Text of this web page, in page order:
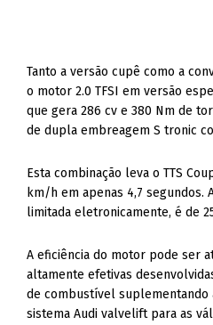
Tanto a versão cupê como a
o motor 2.0 TFSI em versão
que gera 286 cv e 380 Nm de
de dupla embreagem S tronic
Esta combinação leva o TTS
km/h em apenas 4,7 segundos.
limitada eletronicamente, é de
A eficiência do motor pode ser
altamente efetivas
de combustível suplementando
sistema Audi valvelift para as